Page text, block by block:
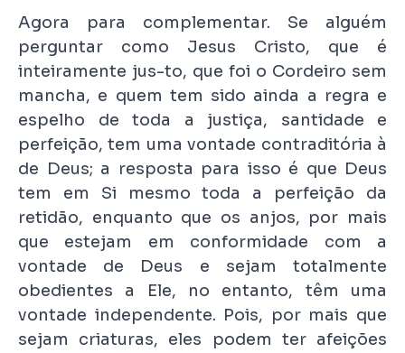
Agora para complementar. Se alguém
perguntar como Jesus Cristo, que é
inteiramente jus-to, que foi o Cordeiro sem
mancha, e quem tem sido ainda a regra e
espelho de toda a justiça, santidade e
perfeição, tem uma vontade contraditória à
de Deus; a resposta para isso é que Deus
tem em Si mesmo toda a perfeição da
retidão, enquanto que os anjos, por mais
que estejam em conformidade com a
vontade de Deus e sejam totalmente
obedientes a Ele, no entanto, têm uma
vontade independente. Pois, por mais que
sejam criaturas, eles podem ter afeições